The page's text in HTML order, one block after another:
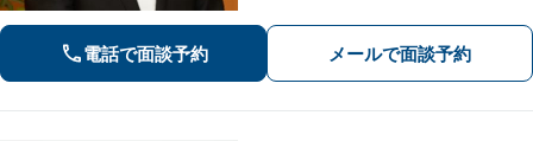
償額を立証【借金・債務整理】個人・
法人可。最近の傾向や破産管財人の経
電話で面談予約 メールで面談予約